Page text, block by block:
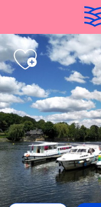
principal